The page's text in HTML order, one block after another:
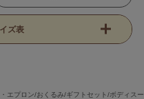
ズ表
エプロン/おくるみ/ギフトセット/ボディスー